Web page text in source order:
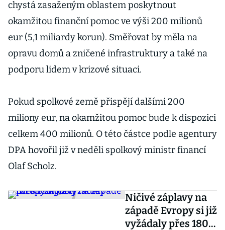
chystá zasaženým oblastem poskytnout
okamžitou finanční pomoc ve výši 200 milionů
eur (5,1 miliardy korun). Směřovat by měla na
opravu domů a zničené infrastruktury a také na
podporu lidem v krizové situaci.
Pokud spolkové země přispějí dalšími 200
miliony eur, na okamžitou pomoc bude k dispozici
celkem 400 milionů. O této částce podle agentury
DPA hovořil již v neděli spolkový ministr financí
Olaf Scholz.
Ničivé záplavy na
západě Evropy si již
vyžádaly přes 180